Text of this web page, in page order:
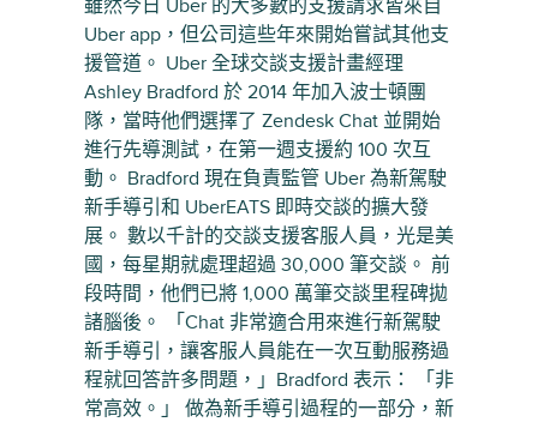
雖然今日 Uber 的大多數的支援請求皆來自
Uber app，但公司這些年來開始嘗試其他支
援管道。 Uber 全球交談支援計畫經理
Ashley Bradford 於 2014 年加入波士頓團
隊，當時他們選擇了 Zendesk Chat 並開始
進行先導測試，在第一週支援約 100 次互
動。 Bradford 現在負責監管 Uber 為新駕駛
新手導引和 UberEATS 即時交談的擴大發
展。 數以千計的交談支援客服人員，光是美
國，每星期就處理超過 30,000 筆交談。 前
段時間，他們已將 1,000 萬筆交談里程碑拋
諸腦後。 「Chat 非常適合用來進行新駕駛
新手導引，讓客服人員能在一次互動服務過
程就回答許多問題，」Bradford 表示： 「非
常高效。」 做為新手導引過程的一部分，新